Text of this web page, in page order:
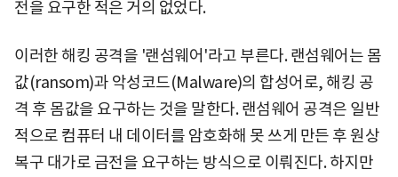
전을 요구한 적은 거의 없었다.
이러한 해킹 공격을 '랜섬웨어'라고 부른다. 랜섬웨어는 몸
값(ransom)과 악성코드(Malware)의 합성어로, 해킹 공
격 후 몸값을 요구하는 것을 말한다. 랜섬웨어 공격은 일반
적으로 컴퓨터 내 데이터를 암호화해 못 쓰게 만든 후 원상
복구 대가로 금전을 요구하는 방식으로 이뤄진다. 하지만